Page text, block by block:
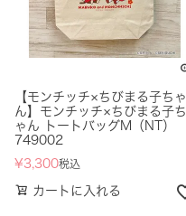
【モンチッチ×ちびまる子ちゃ
ん】モンチッチ×ちびまる子ち
ゃん トートバッグM（NT）
749002
¥3,300税込
カートに入れる